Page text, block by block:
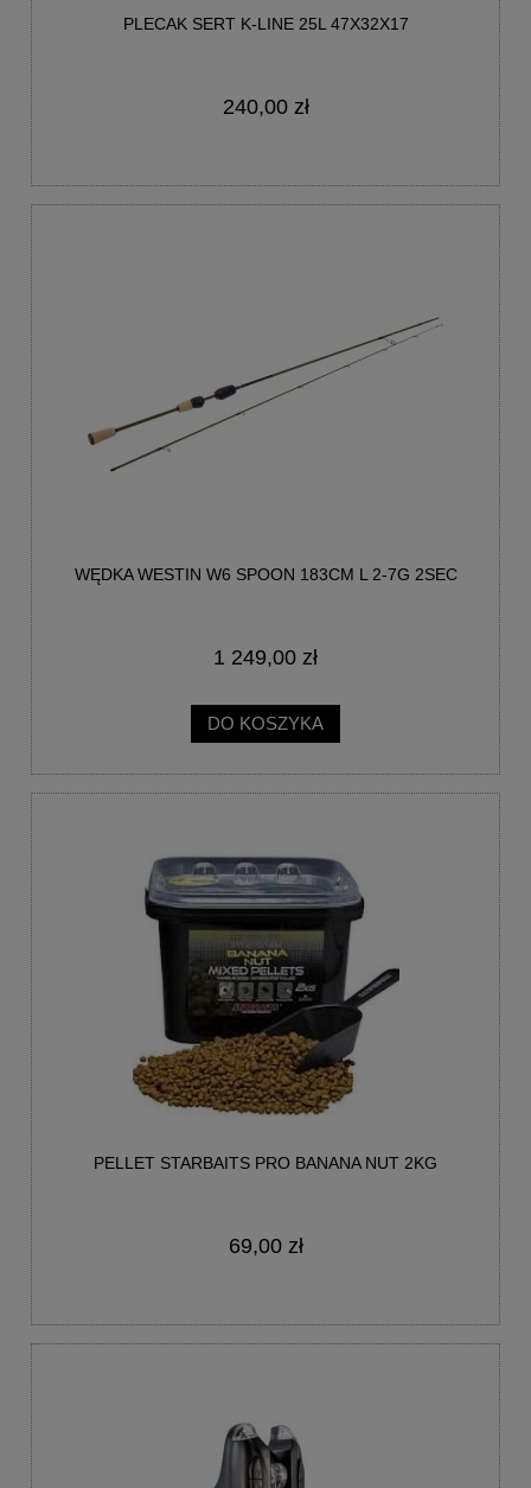
PLECAK SERT K-LINE 25L 47X32X17
240,00 zł
WĘDKA WESTIN W6 SPOON 183CM L 2-7G 2SEC
1 249,00 zł
DO KOSZYKA
PELLET STARBAITS PRO BANANA NUT 2KG
69,00 zł